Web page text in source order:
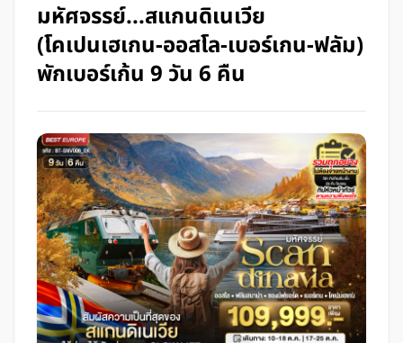
มหัศจรรย์...สแกนดิเนเวีย
(โคเปนเฮเกน-ออสโล-เบอร์เกน-ฟลัม)
พักเบอร์เก้น 9 วัน 6 คืน